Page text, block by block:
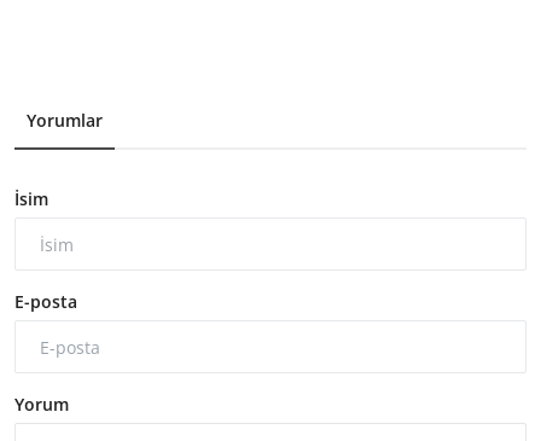
Yorumlar
İsim
E-posta
Yorum